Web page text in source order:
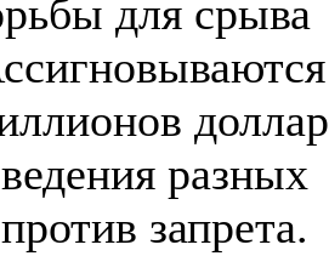
для срыва
разных
запрета.